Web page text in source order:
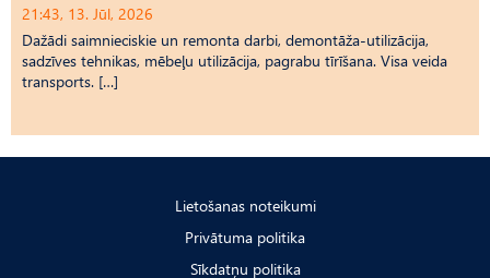
21:43, 13. Jūl, 2026
Dažādi saimnieciskie un remonta darbi, demontāža-utilizācija,
sadzīves tehnikas, mēbeļu utilizācija, pagrabu tīrīšana. Visa veida
transports. […]
Lietošanas noteikumi
Privātuma politika
Sīkdatņu politika